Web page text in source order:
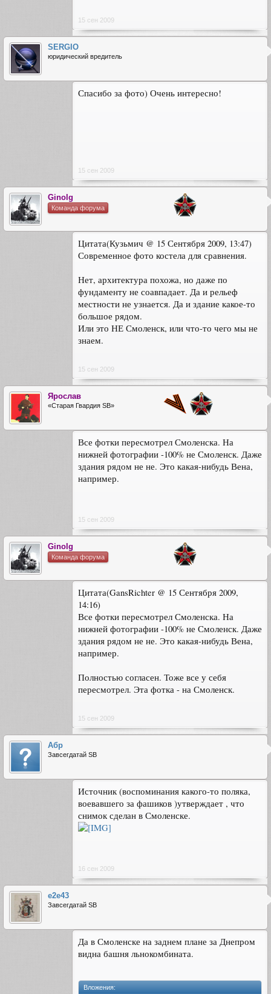
15 сен 2009
SERGIO
юридический вредитель
Спасибо за фото) Очень интересно!
15 сен 2009
Ginolg
Команда форума
Цитата(Кузьмич @ 15 Сентября 2009, 13:47)
Современное фото костела для сравнения.
Нет, архитектура похожа, но даже по
фундаменту не соавпадает. Да и рельеф
местности не узнается. Да и здание какое-то
большое рядом.
Или это НЕ Смоленск, или что-то чего мы не
знаем.
15 сен 2009
Ярослав
«Старая Гвардия SB»
Все фотки пересмотрел Смоленска. На
нижней фотографии -100% не Смоленск. Даже
здания рядом не не. Это какая-нибудь Вена,
например.
15 сен 2009
Ginolg
Команда форума
Цитата(GansRichter @ 15 Сентября 2009,
14:16)
Все фотки пересмотрел Смоленска. На
нижней фотографии -100% не Смоленск. Даже
здания рядом не не. Это какая-нибудь Вена,
например.
Полностью согласен. Тоже все у себя
пересмотрел. Эта фотка - на Смоленск.
15 сен 2009
Абр
Завсегдатай SB
Источник (воспоминания какого-то поляка,
воевавшего за фашиков )утверждает , что
снимок сделан в Смоленске.
16 сен 2009
e2e43
Завсегдатай SB
Да в Смоленске на заднем плане за Днепром
видна башня льнокомбината.
Вложения: